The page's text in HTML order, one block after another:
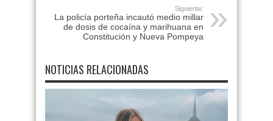
Siguiente:
La policía porteña incautó medio millar
de dosis de cocaína y marihuana en
Constitución y Nueva Pompeya
NOTICIAS RELACIONADAS